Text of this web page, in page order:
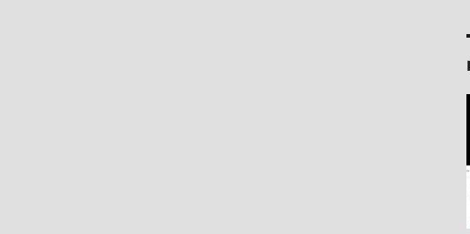
– der Sams­tag“